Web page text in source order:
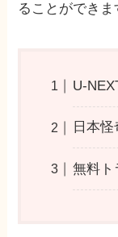
ることができま
U-
日本
無料ト